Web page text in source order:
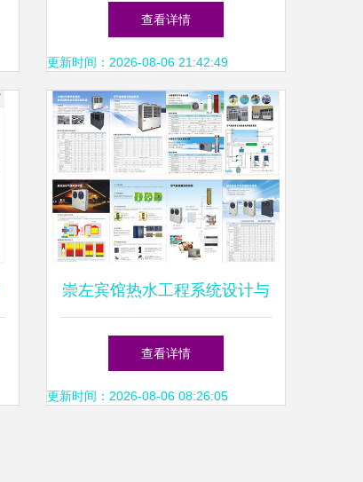
的用途、挑战与未来 以
Hoops_ho软件为例的探讨
查看详情
更新时间：2026-08-06 21:42:49
崇左宾馆热水工程系统设计与
能效优化方案
查看详情
更新时间：2026-08-06 08:26:05